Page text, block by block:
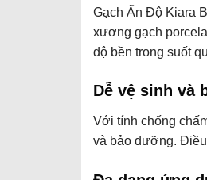
Gạch Ấn Độ Kiara
xương gạch
độ bền trong suốt
Dễ vệ sinh và
Với tính chống
và bảo dưỡng. Điều